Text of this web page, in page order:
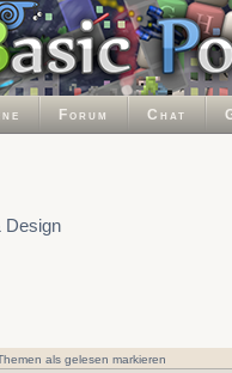
Forum Chat
Design
als gelesen markieren